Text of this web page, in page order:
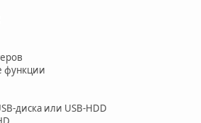
функции
диска или USB-HDD